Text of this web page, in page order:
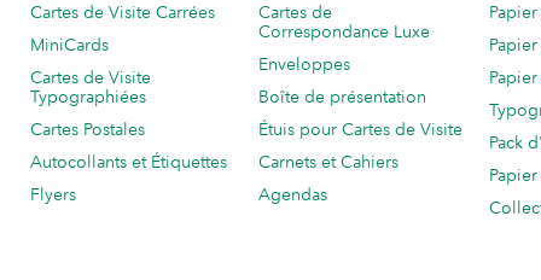
Cartes de Visite Carrées
MiniCards
Cartes de Visite
Typographiées
Cartes Postales
Autocollants et Étiquettes
Flyers
Cartes de
Correspondance Luxe
Enveloppes
Boîte de présentation
Étuis pour Cartes de Visite
Carnets et Cahiers
Agendas
Pack